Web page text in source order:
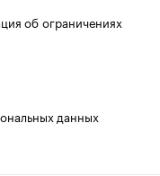
об ограничениях
данных